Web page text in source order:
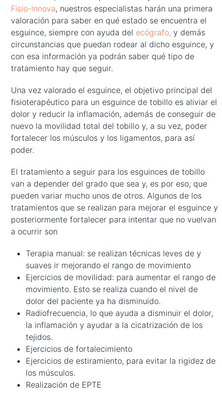
Fisio-Innova, nuestros especialistas harán una primera
valoración para saber en qué estado se encuentra el
esguince, siempre con ayuda del ecógrafo, y demás
circunstancias que puedan rodear al dicho esguince, y
con esa información ya podrán saber qué tipo de
tratamiento hay que seguir.
Una vez valorado el esguince, el objetivo principal del
fisioterapéutico para un esguince de tobillo es aliviar el
dolor y reducir la inflamación, además de conseguir de
nuevo la movilidad total del tobillo y, a su vez, poder
fortalecer los músculos y los ligamentos, para así
poder.
El tratamiento a seguir para los esguinces de tobillo
van a depender del grado que sea y, es por eso, que
pueden variar mucho unos de otros. Algunos de los
tratamientos que se realizan para mejorar el esguince y
posteriormente fortalecer para intentar que no vuelvan
a ocurrir son
Terapia manual: se realizan técnicas leves de y
suaves ir mejorando el rango de movimiento
Ejercicios de movilidad: para aumentar el rango de
movimiento. Esto se realiza cuando el nivel de
dolor del paciente ya ha disminuido.
Radiofrecuencia, lo que ayuda a disminuir el dolor,
la inflamación y ayudar a la cicatrización de los
tejidos.
Ejercicios de fortalecimiento
Ejercicios de estiramiento, para evitar la rigidez de
los músculos.
Realización de EPTE